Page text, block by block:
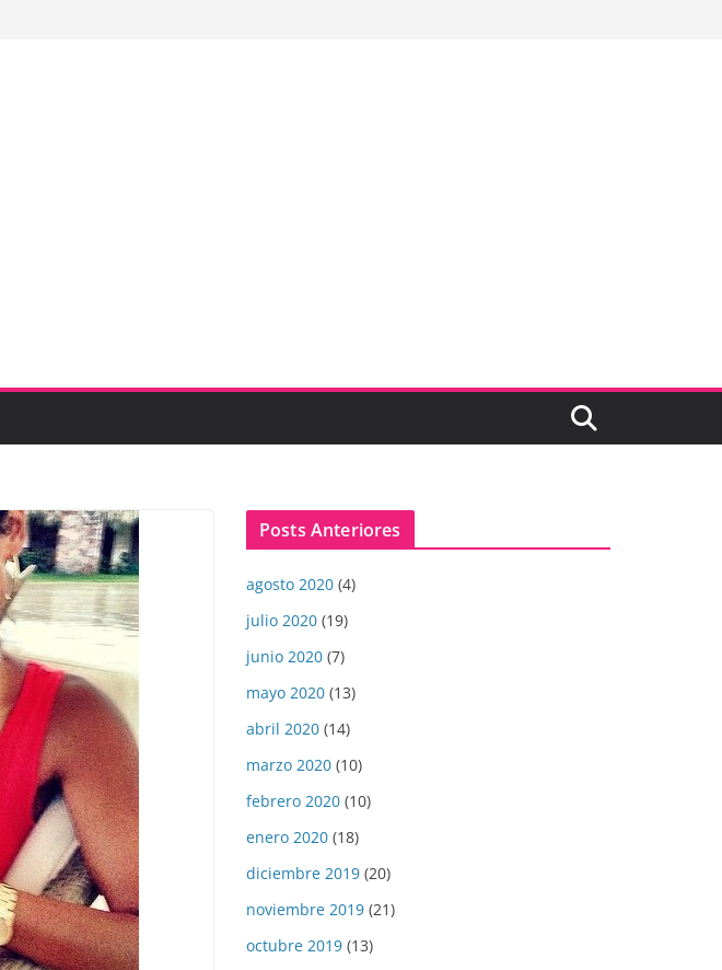
Posts Anteriores
agosto 2020 (4)
julio 2020 (19)
junio 2020 (7)
mayo 2020 (13)
abril 2020 (14)
marzo 2020 (10)
febrero 2020 (10)
enero 2020 (18)
diciembre 2019 (20)
noviembre 2019 (21)
octubre 2019 (13)